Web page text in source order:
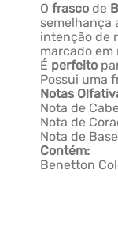
Ofrascode
semelhança
intenção de
marcado em
É perfeito
Possui uma
Notas
Nota de
Nota de
Nota de
Contém:
Benetton